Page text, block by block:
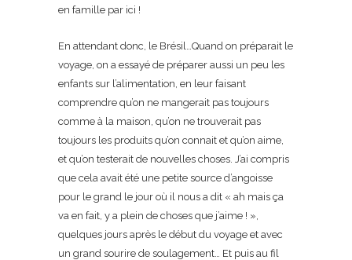
en famille par ici !
En attendant donc, le Brésil…Quand on préparait le
voyage, on a essayé de préparer aussi un peu les
enfants sur l’alimentation, en leur faisant
comprendre qu’on ne mangerait pas toujours
comme à la maison, qu’on ne trouverait pas
toujours les produits qu’on connait et qu’on aime,
et qu’on testerait de nouvelles choses. J’ai compris
que cela avait été une petite source d’angoisse
pour le grand le jour où il nous a dit « ah mais ça
va en fait, y a plein de choses que j’aime ! »,
quelques jours après le début du voyage et avec
un grand sourire de soulagement… Et puis au fil